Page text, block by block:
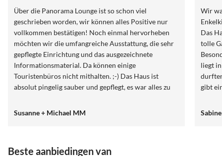
Über die Panorama Lounge ist so schon viel
geschrieben worden, wir können alles Positive nur
vollkommen bestätigen! Noch einmal hervorheben
möchten wir die umfangreiche Ausstattung, die sehr
gepflegte Einrichtung und das ausgezeichnete
Informationsmaterial. Da können einige
Touristenbüros nicht mithalten. ;-) Das Haus ist
absolut pingelig sauber und gepflegt, es war alles zu
extrem freundlich, sehr hilfsbereit und immer sofort
ausschließlich positiv in Erinnerung behalten.
Susanne + Michael MM
Wir
Das
tolle
liegt
gibt
Beste aanbiedingen van